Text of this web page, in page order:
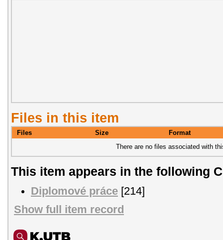
Files in this item
Files Size
Format
There are no files associated with
This item appears in the following
Diplomové práce [214]
Show full item record